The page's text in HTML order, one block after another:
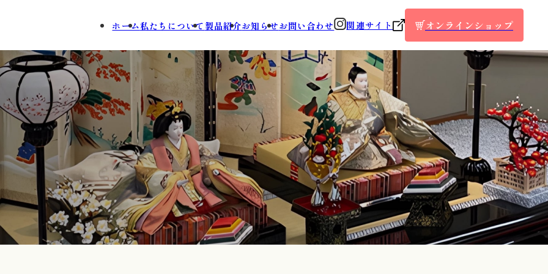
ホーム私たちについて 製品紹介お知らせお問い合わせ 関連サイト オンラインショップ